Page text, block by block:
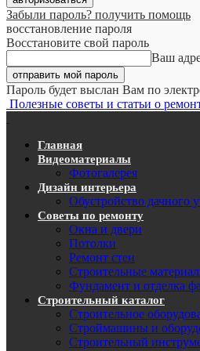
Забыли пароль? получить помощь
восстановление пароля
Восстановите свой пароль
Ваш
Пароль будет выслан Вам по
Полезные советы и статьи о
Главная
Видеоматериалы
Фотогалерея
Дизайн интерьера
Обустройство дачного
Советы по ремонту
Окна и двери
Потолки
Ремонт стен
Строительные
Фундамент и отделка
Строительный каталог
Строительное
Строймашины и
Строительный